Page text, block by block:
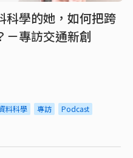
科學的她，如何把跨
－專訪交通新創
料科學 專訪
Podcast